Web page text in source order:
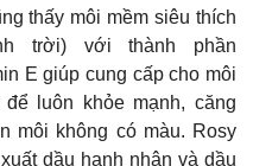
thấy môi mềm siêu thích
trời) với thành phần
E giúp cung cấp cho môi
luôn khỏe mạnh, căng
môi không có màu. Rosy
dầu hạnh nhân và dầu